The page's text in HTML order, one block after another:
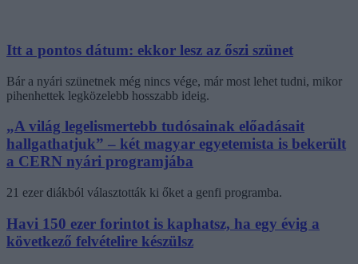
Itt a pontos dátum: ekkor lesz az őszi szünet
Bár a nyári szünetnek még nincs vége, már most lehet tudni, mikor
pihenhettek legközelebb hosszabb ideig.
„A világ legelismertebb tudósainak előadásait
hallgathatjuk” – két magyar egyetemista is bekerült
a CERN nyári programjába
21 ezer diákból választották ki őket a genfi programba.
Havi 150 ezer forintot is kaphatsz, ha egy évig a
következő felvételire készülsz